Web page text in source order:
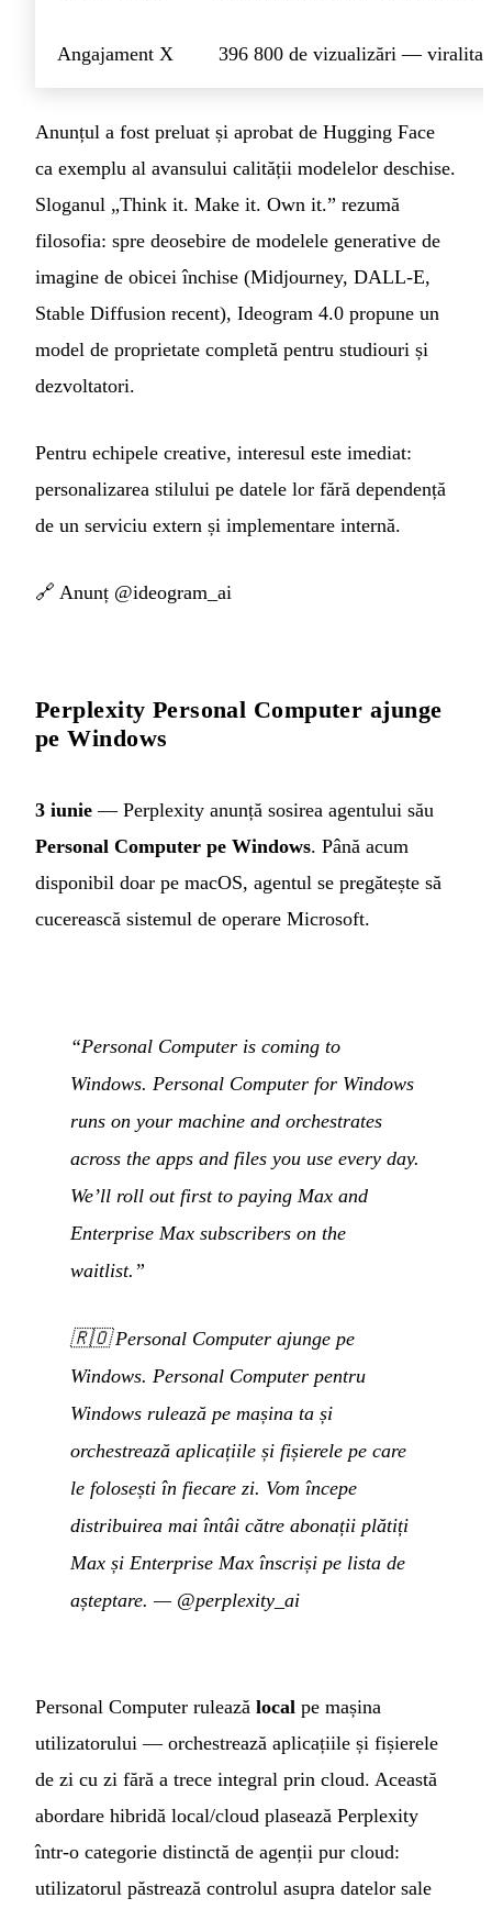
Angajament X 396 800 de vizualizări —
Anunțul a fost preluat și aprobat de Hugging Face
ca exemplu al avansului calității modelelor deschise.
Sloganul „Think it. Make it. Own it.” rezumă
filosofia: spre deosebire de modelele generative de
imagine de obicei închise (Midjourney, DALL-E,
Stable Diffusion recent), Ideogram 4.0 propune un
model de proprietate completă pentru studiouri și
dezvoltatori.
Pentru echipele creative, interesul este imediat:
personalizarea stilului pe datele lor fără dependență
de un serviciu extern și implementare internă.
🔗 Anunț @ideogram_ai
Perplexity Personal Computer ajunge
pe Windows
3 iunie — Perplexity anunță sosirea agentului său
Personal Computer pe Windows. Până acum
disponibil doar pe macOS, agentul se pregătește să
cucerească sistemul de operare Microsoft.
“Personal Computer is coming to
Windows. Personal Computer for Windows
runs on your machine and orchestrates
across the apps and files you use every day.
We’ll roll out first to paying Max and
Enterprise Max subscribers on the
waitlist.”
🇷🇴Personal Computer ajunge pe
Windows. Personal Computer pentru
Windows rulează pe mașina ta și
orchestrează aplicațiile și fișierele pe care
le folosești în fiecare zi. Vom începe
distribuirea mai întâi către abonații plătiți
Max și Enterprise Max înscriși pe lista de
așteptare. — @perplexity_ai
Personal Computer rulează local pe mașina
utilizatorului — orchestrează aplicațiile și fișierele
de zi cu zi fără a trece integral prin cloud. Această
abordare hibridă local/cloud plasează Perplexity
într-o categorie distinctă de agenții pur cloud:
utilizatorul păstrează controlul asupra datelor sale